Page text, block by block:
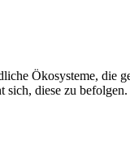
Ökosysteme, die
diese zu